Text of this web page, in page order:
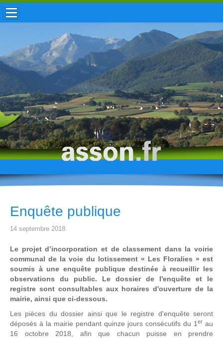
ACCUEIL / INFOS
MUNICIPALITÉ
VIE LOCALE
ENFANCE
TOURISME
HISTOIRE
Enquête publique
14 septembre 2018
Le projet d’incorporation et de classement dans la voirie
communal de la voie du lotissement « Les Floralies » est
soumis à une enquête publique destinée à recueillir les
observations du public. Le dossier de l'enquête et le
registre sont consultables aux horaires d'ouverture de la
mairie, ainsi que ci-dessous.
Les pièces du dossier ainsi que le registre d'enquête seront
déposés à la mairie pendant quinze jours consécutifs du 1 er au
16 octobre 2018, afin que chacun puisse en prendre